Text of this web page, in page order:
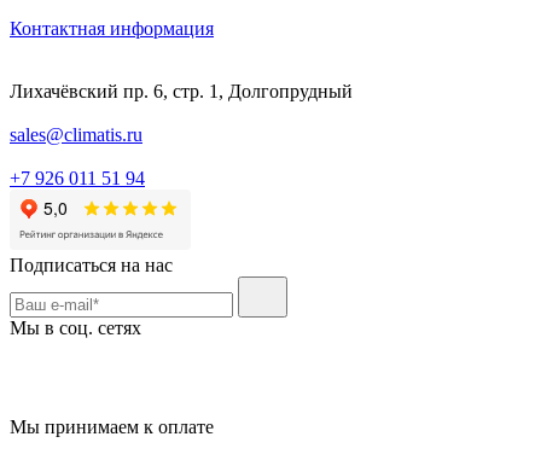
Контактная информация
Лихачёвский пр. 6, стр. 1, Долгопрудный
sales@climatis.ru
+7 926 011 51 94
Подписаться на нас
Мы в соц. сетях
Мы принимаем к оплате